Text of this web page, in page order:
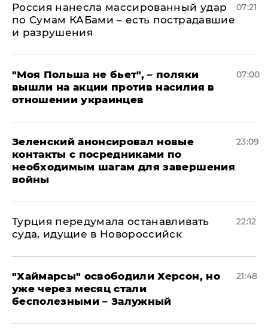
Россия нанесла массированный удар
по Сумам КАБами – есть пострадавшие
и разрушения
07:21
"Моя Польша не бьет", – поляки
вышли на акции против насилия в
отношении украинцев
07:00
Зеленский анонсировал новые
контакты с посредниками по
необходимым шагам для завершения
войны
23:09
Турция передумала останавливать
суда, идущие в Новороссийск
22:12
"Хаймарсы" освободили Херсон, но
уже через месяц стали
бесполезными – Залужный
21:48